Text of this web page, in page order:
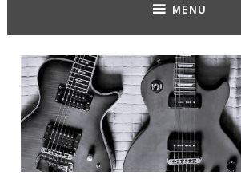
MENU